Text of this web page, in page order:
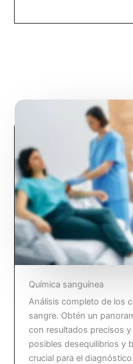
Química sanguínea
Análisis completo de los
sangre. Obtén un
con resultados precisos
posibles desequilibrios y
crucial para el diagnóstico.